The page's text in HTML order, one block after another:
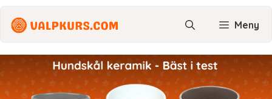
Hoppa
innehåll
Meny